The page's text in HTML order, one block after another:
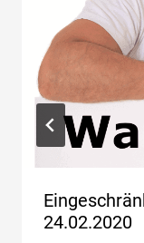
24.02.2020